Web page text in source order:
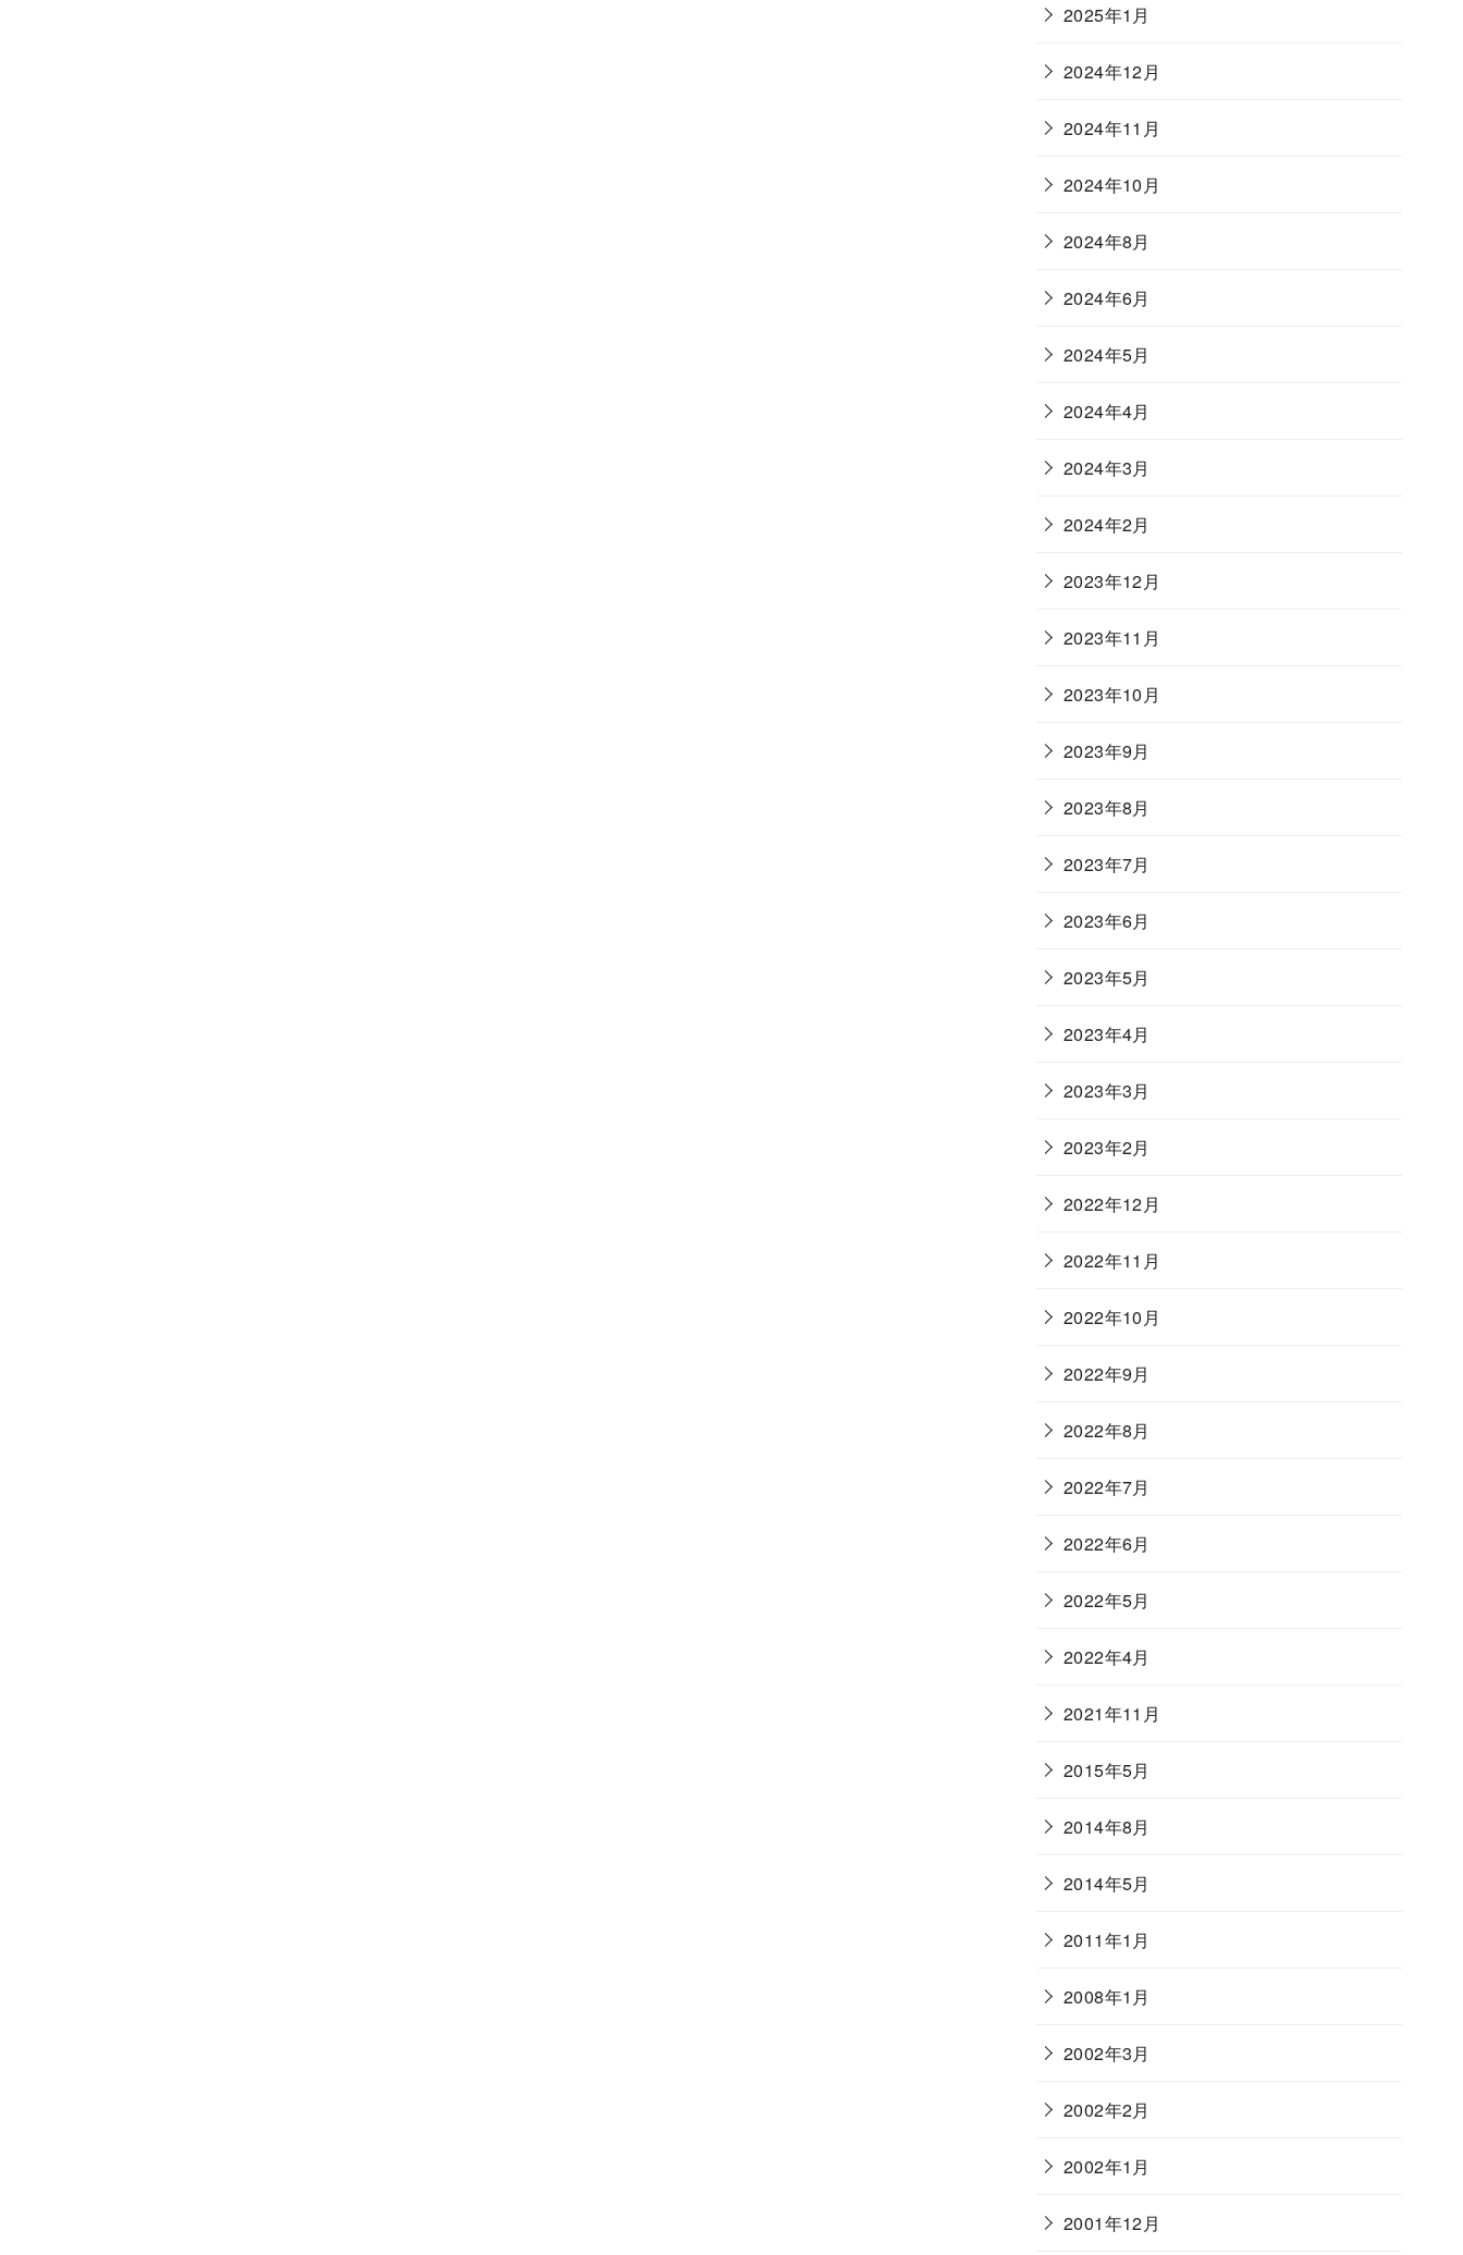
2025年1月
2024年12月
2024年11月
2024年10月
2024年8月
2024年6月
2024年5月
2024年4月
2024年3月
2024年2月
2023年12月
2023年11月
2023年10月
2023年9月
2023年8月
2023年7月
2023年6月
2023年5月
2023年4月
2023年3月
2023年2月
2022年12月
2022年11月
2022年10月
2022年9月
2022年8月
2022年7月
2022年6月
2022年5月
2022年4月
2021年11月
2015年5月
2014年8月
2014年5月
2011年1月
2008年1月
2002年3月
2002年2月
2002年1月
2001年12月